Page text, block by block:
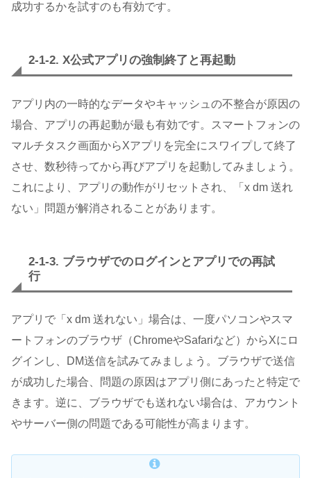
成功するかを試すのも有効です。
2-1-2. X公式アプリの強制終了と再起動
アプリ内の一時的なデータやキャッシュの不整合が原因の
場合、アプリの再起動が最も有効です。スマートフォンの
マルチタスク画面からXアプリを完全にスワイプして終了
させ、数秒待ってから再びアプリを起動してみましょう。
これにより、アプリの動作がリセットされ、「x dm 送れ
ない」問題が解消されることがあります。
2-1-3. ブラウザでのログインとアプリでの再試
行
アプリで「x dm 送れない」場合は、一度パソコンやスマ
ートフォンのブラウザ（ChromeやSafariなど）からXにロ
グインし、DM送信を試みてみましょう。ブラウザで送信
が成功した場合、問題の原因はアプリ側にあったと特定で
きます。逆に、ブラウザでも送れない場合は、アカウント
やサーバー側の問題である可能性が高まります。